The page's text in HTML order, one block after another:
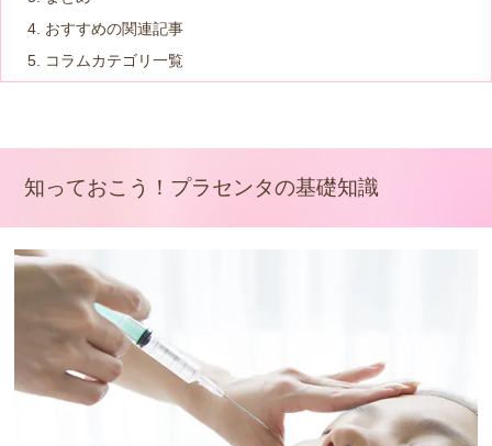
おすすめの関連記事
コラムカテゴリ一覧
知っておこう！プラセンタの基礎知識